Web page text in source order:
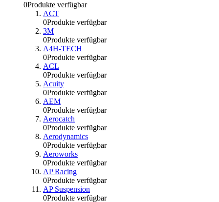
0Produkte verfügbar
ACT
0Produkte verfügbar
3M
0Produkte verfügbar
A4H-TECH
0Produkte verfügbar
ACL
0Produkte verfügbar
Acuity
0Produkte verfügbar
AEM
0Produkte verfügbar
Aerocatch
0Produkte verfügbar
Aerodynamics
0Produkte verfügbar
Aeroworks
0Produkte verfügbar
AP Racing
0Produkte verfügbar
AP Suspension
0Produkte verfügbar